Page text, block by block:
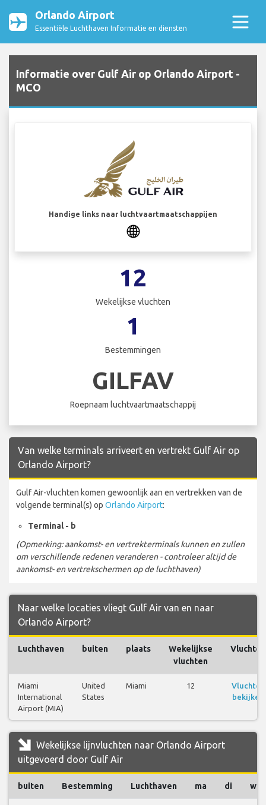
Orlando Airport
Essentiële Luchthaven Informatie en diensten
Informatie over Gulf Air op Orlando Airport -
MCO
Handige links naar luchtvaartmaatschappijen
12
Wekelijkse vluchten
1
Bestemmingen
GILFAV
Roepnaam luchtvaartmaatschappij
Van welke terminals arriveert en vertrekt Gulf Air op
Orlando Airport?
Gulf Air-vluchten komen gewoonlijk aan en vertrekken van de
volgende terminal(s) op Orlando Airport:
Terminal - b
(Opmerking: aankomst- en vertrekterminals kunnen en zullen
om verschillende redenen veranderen - controleer altijd de
aankomst- en vertrekschermen op de luchthaven)
Naar welke locaties vliegt Gulf Air van en naar
Orlando Airport?
Luchthaven buiten plaats
Wekelijkse
vluchten
Vluchten
Miami
International
Airport (MIA)
United
States
Miami 12
Vluchten
bekijken
Wekelijkse lijnvluchten naar Orlando Airport
uitgevoerd door Gulf Air
buiten Bestemming Luchthaven ma di wo